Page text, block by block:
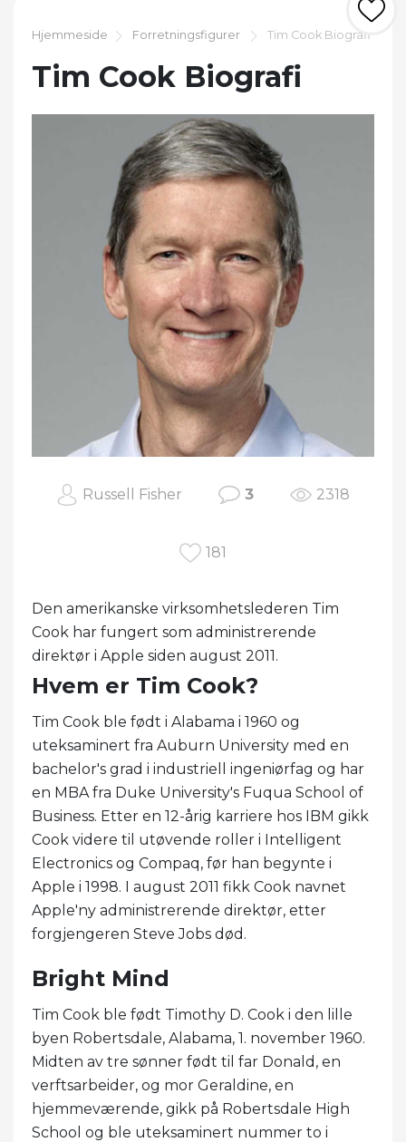
Hjemmeside Forretningsfigurer Tim Cook Biografi
Tim Cook Biografi
Russell Fisher 3 2318
181
Den amerikanske virksomhetslederen Tim
Cook har fungert som administrerende
direktør i Apple siden august 2011.
Hvem er Tim Cook?
Tim Cook ble født i Alabama i 1960 og
uteksaminert fra Auburn University med en
bachelor's grad i industriell ingeniørfag og har
en MBA fra Duke University's Fuqua School of
Business. Etter en 12-årig karriere hos IBM gikk
Cook videre til utøvende roller i Intelligent
Electronics og Compaq, før han begynte i
Apple i 1998. I august 2011 fikk Cook navnet
Apple'ny administrerende direktør, etter
forgjengeren Steve Jobs død.
Bright Mind
Tim Cook ble født Timothy D. Cook i den lille
byen Robertsdale, Alabama, 1. november 1960.
Midten av tre sønner født til far Donald, en
verftsarbeider, og mor Geraldine, en
hjemmeværende, gikk på Robertsdale High
School og ble uteksaminert nummer to i